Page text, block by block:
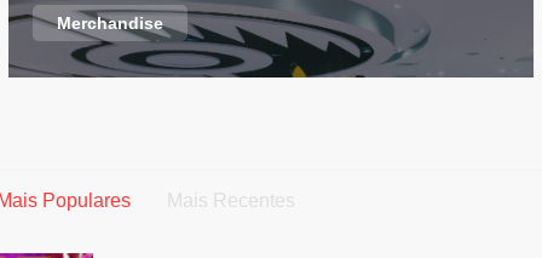
Merchandise
Populares Mais Recentes